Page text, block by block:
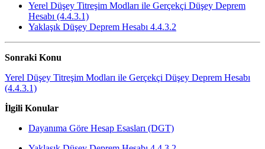
Yerel Düşey Titreşim Modları ile Gerçekçi Düşey Deprem
Hesabı (4.4.3.1)
Yaklaşık Düşey Deprem Hesabı 4.4.3.2
Sonraki Konu
Yerel Düşey Titreşim Modları ile Gerçekçi Düşey Deprem Hesabı
(4.4.3.1)
İlgili Konular
Dayanıma Göre Hesap Esasları (DGT)